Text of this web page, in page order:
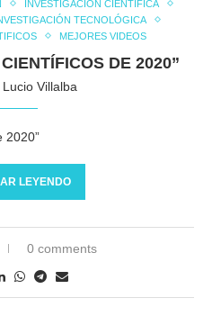
INVESTIGACIÓN CIENTÍFICA
TECNOLÓGICA
MEJORES VIDEOS
DE 2020”
Lucio Villalba
2020”
LEYENDO
0 comments